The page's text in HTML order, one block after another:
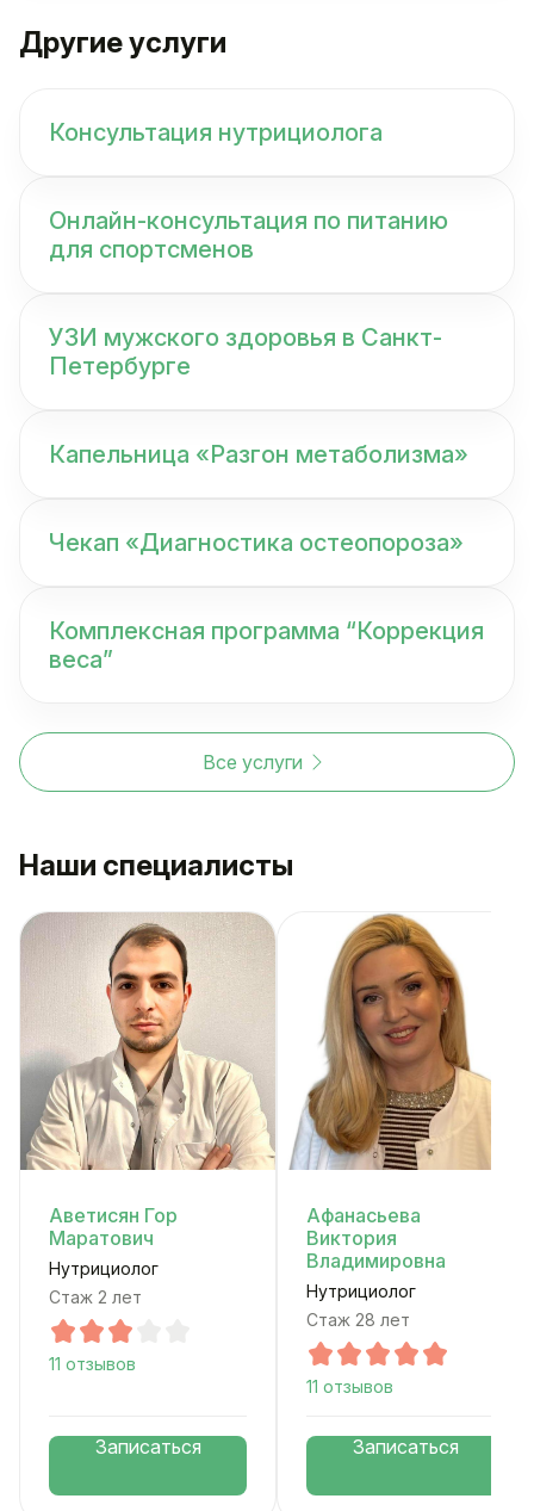
Другие услуги
Консультация нутрициолога
Онлайн-консультация по питанию
для спортсменов
УЗИ мужского здоровья в Санкт-
Петербурге
Капельница «Разгон метаболизма»
Чекап «Диагностика остеопороза»
Комплексная программа “Коррекция
веса”
Все услуги
Наши специалисты
Аветисян Гор
Маратович
Нутрициолог
Стаж 2 лет
11 отзывов
Записаться
Афанасьева
Виктория
Владимировна
Нутрициолог
Стаж 28 лет
11 отзывов
Записаться